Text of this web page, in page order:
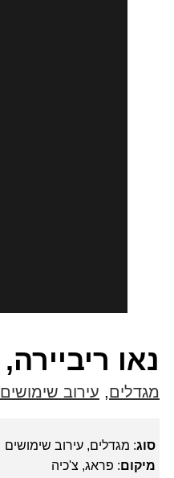
נאו
מגדלים, עירוב שימושים
סוג: מגדלים, עירוב שימושים
מיקום: פראג, צ'כיה